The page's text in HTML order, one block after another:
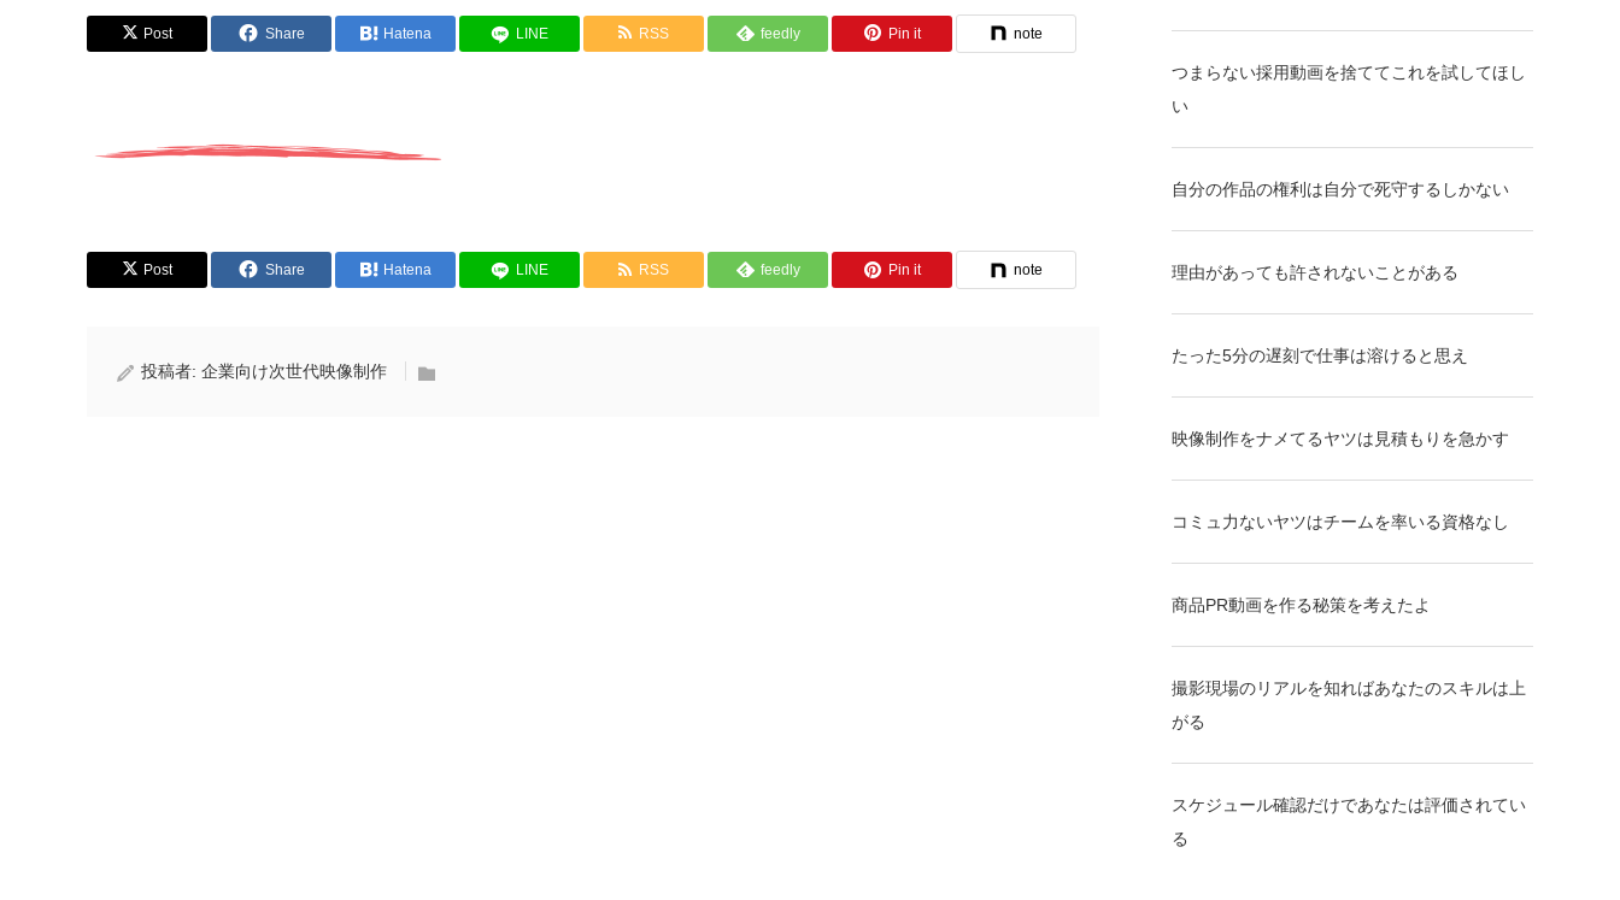
Post Share Hatena LINE RSS feedly Pin it note
Post Share Hatena LINE RSS feedly Pin it note
投稿者: 企業向け次世代映像制作
つまらない採用動画を捨ててこれを試してほし
い
自分の作品の権利は自分で死守するしかない
理由があっても許されないことがある
たった5分の遅刻で仕事は溶けると思え
映像制作をナメてるヤツは見積もりを急かす
コミュ力ないヤツはチームを率いる資格なし
商品PR動画を作る秘策を考えたよ
撮影現場のリアルを知ればあなたのスキルは上
がる
スケジュール確認だけであなたは評価されてい
る